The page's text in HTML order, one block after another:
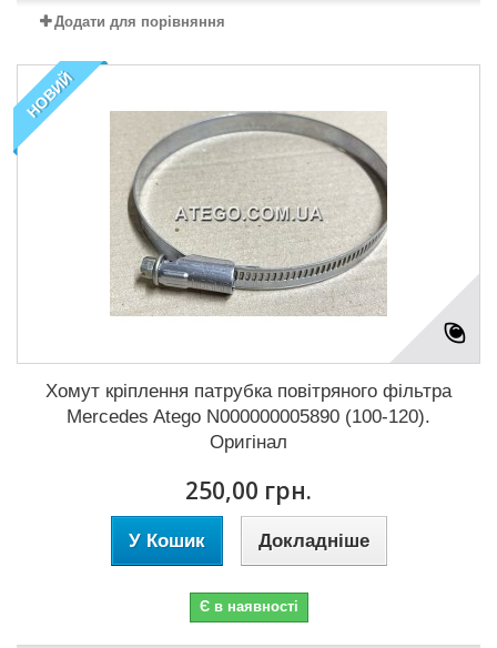
Додати для порівняння
НОВИЙ
Хомут кріплення патрубка повітряного фільтра
Mercedes Atego N000000005890 (100-120).
Оригінал
250,00 грн.
У Кошик Докладніше
Є в наявності